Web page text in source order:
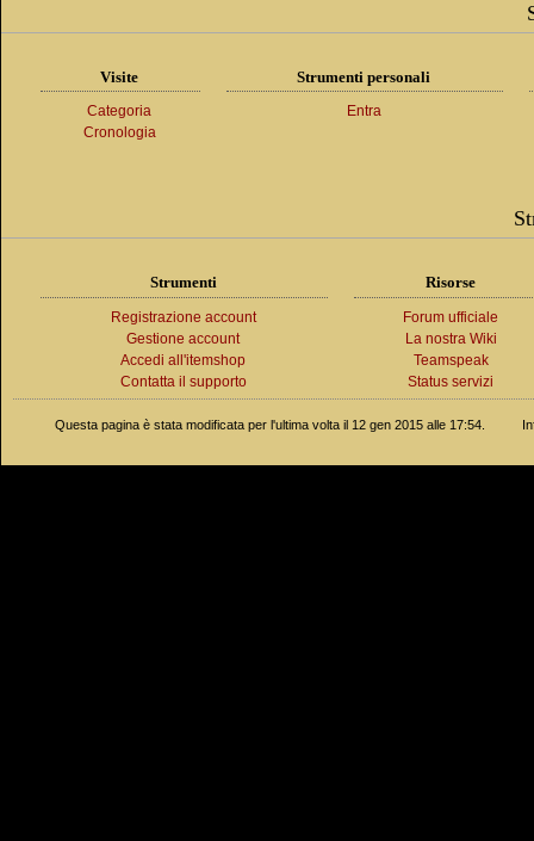
Visite
Categoria
Cronologia
Strumenti personali
Entra
Strumenti
Registrazione account
Gestione account
Accedi all'itemshop
Contatta il supporto
Risorse
Forum ufficiale
La nostra Wiki
Teamspeak
Status servizi
Questa pagina è stata modificata per l'ultima volta il 12 gen 2015 alle 17:54.